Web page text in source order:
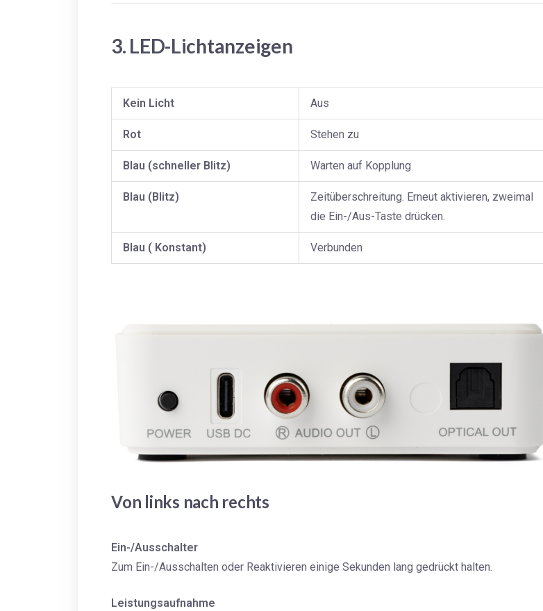
3. LED-Lichtanzeigen
Kein Licht Aus
Rot Stehen zu
Blau (schneller Blitz) Warten auf Kopplung
Blau (Blitz)
Zeitüberschreitung. Erneut aktivieren, zweimal
die Ein-/Aus-Taste drücken.
Blau ( Konstant) Verbunden
Von links nach rechts
Ein-/Ausschalter
Zum Ein-/Ausschalten oder Reaktivieren einige Sekunden lang gedrückt halten.
Leistungsaufnahme